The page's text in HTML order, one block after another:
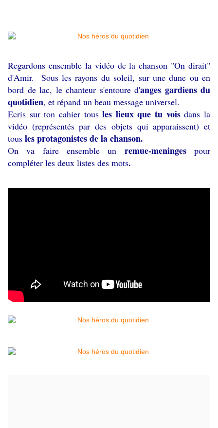
Regardons ensemble la vidéo de la chanson "On dirait"
d'Amir.
Sous les rayons du soleil, sur une dune ou en
bord de lac, le chanteur s'entoure d'anges gardiens du
quotidien, et répand un beau message universel.
Ecris sur ton cahier tousles lieux que tu voisdans la
vidéo (représentés par des objets qui apparaissent) et
tous les protagonistes de la chanson.
On va faire ensemble un remue-meningespour
compléter les deux listes des mots.